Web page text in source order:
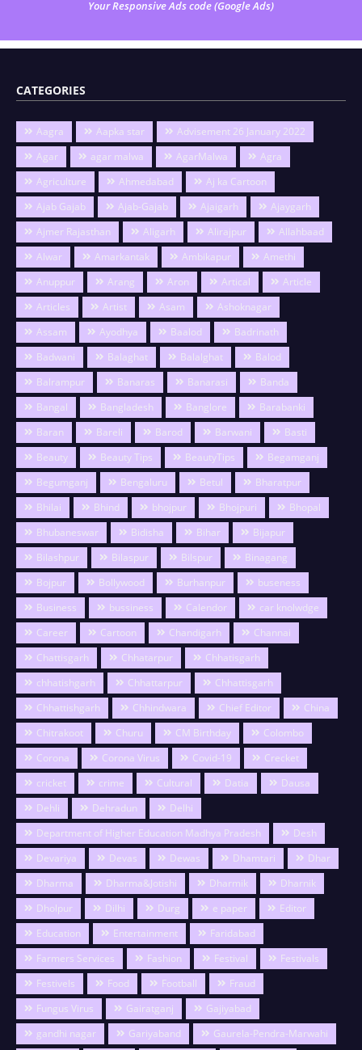
Your Responsive Ads code (Google Ads)
CATEGORIES
Aagra Aapka star
Advisement 26 January 2022
Agar
agar malwa AgarMalwa
Agra
Agriculture
Ahmedabad
Aj ka Cartoon
Ajab Gajab
Ajab-Gajab Ajaigarh
Ajaygarh
Ajmer Rajasthan
Aligarh Alirajpur
Allahbaad
Alwar
Amarkantak Ambikapur
Amethi
Anuppur
Arang Aron Artical
Article
Articles
Artist Asam
Ashoknagar
Assam
Ayodhya Baalod
Badrinath
Badwani
Balaghat Balalghat
Balod
Balrampur
Banaras Banarasi
Banda
Bangal
Bangladesh Banglore
Barabanki
Baran
Bareli Barod Barwani
Basti
Beauty
Beauty Tips BeautyTips
Begamganj
Begumganj
Bengaluru Betul
Bharatpur
Bhilai
Bhind bhojpur Bhojpuri
Bhopal
Bhubaneswar
Bidisha Bihar
Bijapur
Bilashpur
Bilaspur Bilspur
Binagang
Bojpur
Bollywood Burhanpur
buseness
Business
bussiness Calendor
car knolwdge
Career
Cartoon Chandigarh
Channai
Chattisgarh
Chhatarpur
Chhatisgarh
chhatishgarh
Chhattarpur
Chhattisgarh
Chhattishgarh
Chhindwara Chief Editor
China
Chitrakoot
Churu CM Birthday
Colombo
Corona
Corona Virus Covid-19
Crecket
cricket
crime Cultural Datia
Dausa
Dehli
Dehradun
Delhi
Department of Higher Education Madhya Pradesh
Desh
Devariya
Devas Dewas Dhamtari
Dhar
Dharma
Dharma&Jotishi Dharmik
Dharnik
Dholpur
Dilhi Durg e paper
Editor
Education
Entertainment
Faridabad
Farmers Services
Fashion Festival
Festivals
Festivels
Food Football
Fraud
Fungus Virus
Gairatganj
Gajiyabad
gandhi nagar
Gariyaband
Gaurela-Pendra-Marwahi